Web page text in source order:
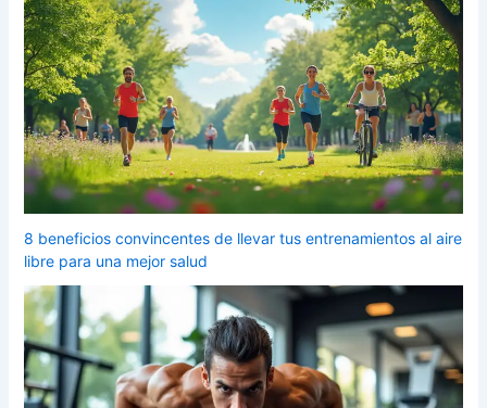
8 beneficios convincentes de llevar tus entrenamientos al aire
libre para una mejor salud